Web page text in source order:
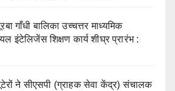
गाँधी बालिका उच्चत्तर माध्यमिक
इंटेलिजेंस शिक्षण कार्य शीघ्र प्रारंभ :
ने सीएसपी (ग्राहक सेवा केंद्र) संचालक